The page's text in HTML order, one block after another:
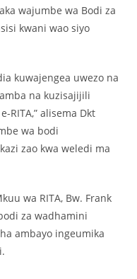
wajumbe wa Bodi za
kwani wao siyo
kuwajengea uwezo na
na kuzisajijili
RITA,” alisema Dkt
wa bodi
zao kwa weledi ma
wa RITA, Bw. Frank
za wadhamini
ambayo ingeumika